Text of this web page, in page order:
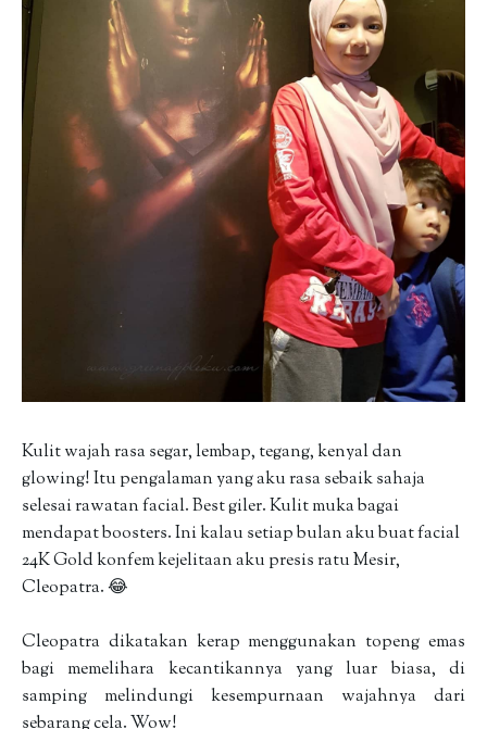
Kulit wajah rasa segar, lembap, tegang, kenyal dan
glowing! Itu pengalaman yang aku rasa sebaik sahaja
selesai rawatan facial. Best giler. Kulit muka bagai
mendapat boosters. Ini kalau setiap bulan aku buat facial
24K Gold konfem kejelitaan aku presis ratu Mesir,
Cleopatra. 😂
Cleopatra dikatakan kerap menggunakan topeng emas
bagi memelihara kecantikannya yang luar biasa, di
samping melindungi kesempurnaan wajahnya dari
sebarang cela. Wow!